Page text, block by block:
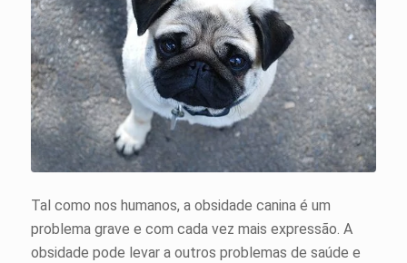
Tal como nos humanos, a obsidade canina é um
problema grave e com cada vez mais expressão. A
obsidade pode levar a outros problemas de saúde e